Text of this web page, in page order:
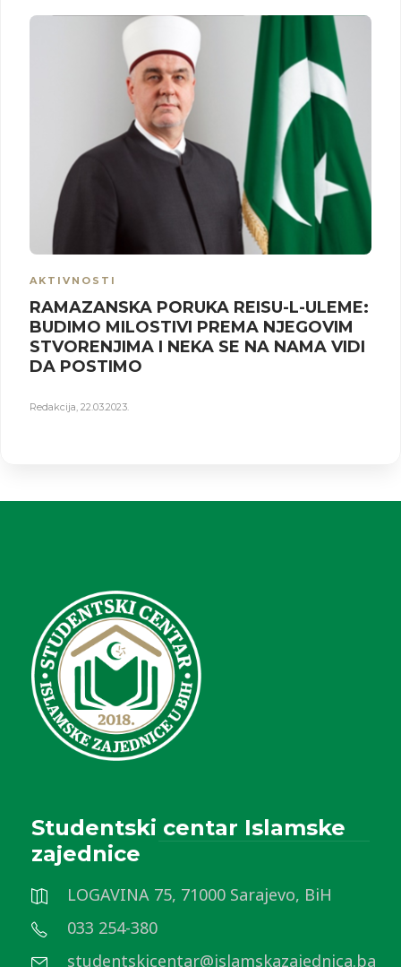
AKTIVNOSTI
RAMAZANSKA PORUKA REISU-L-ULEME:
BUDIMO MILOSTIVI PREMA NJEGOVIM
STVORENJIMA I NEKA SE NA NAMA VIDI
DA POSTIMO
Redakcija, 22.03.2023.
Studentski centar Islamske
zajednice
LOGAVINA 75, 71000 Sarajevo, BiH
033 254-380
studentskicentar@islamskazajednica.ba